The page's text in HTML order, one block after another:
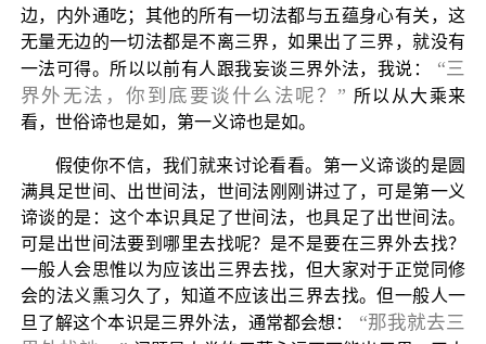
边，内外通吃；其他的所有一切法都与五蕴身心有关，这
无量无边的一切法都是不离三界，如果出了三界，就没有
一法可得。所以以前有人跟我妄谈三界外法，我说：
“三
界外无法，你到底要谈什么法呢？” 所以从大乘来
看，世俗谛也是如，第一义谛也是如。
假使你不信，我们就来讨论看看。第一义谛谈的是圆
满具足世间、出世间法，世间法刚刚讲过了，可是第一义
谛谈的是：这个本识具足了世间法，也具足了出世间法。
可是出世间法要到哪里去找呢？是不是要在三界外去找？
一般人会思惟以为应该出三界去找，但大家对于正觉同修
会的法义熏习久了，知道不应该出三界去找。但一般人一
旦了解这个本识是三界外法，通常都会想：
“那我就去三